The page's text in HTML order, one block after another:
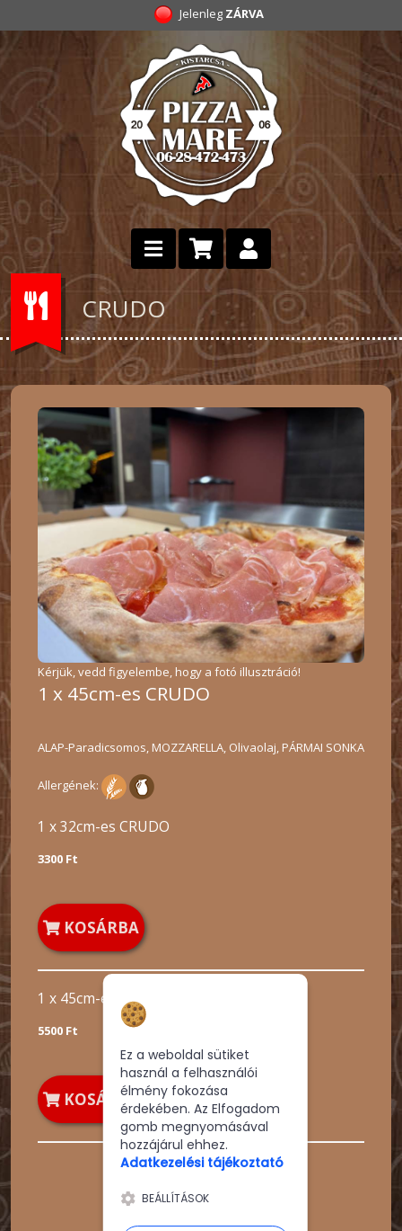
Jelenleg ZÁRVA
CRUDO
Kérjük, vedd figyelembe, hogy a fotó illusztráció!
1 x 45cm-es CRUDO
ALAP-Paradicsomos, MOZZARELLA, Olivaolaj, PÁRMAI SONKA
Allergének:
1 x 32cm-es CRUDO
3300 Ft
KOSÁRBA
1 x 45cm-es CRUDO
5500 Ft
KOSÁRBA
Ez a weboldal sütiket
használ a felhasználói
élmény fokozása
érdekében. Az Elfogadom
gomb megnyomásával
hozzájárul ehhez.
Adatkezelési tájékoztató
BEÁLLÍTÁSOK